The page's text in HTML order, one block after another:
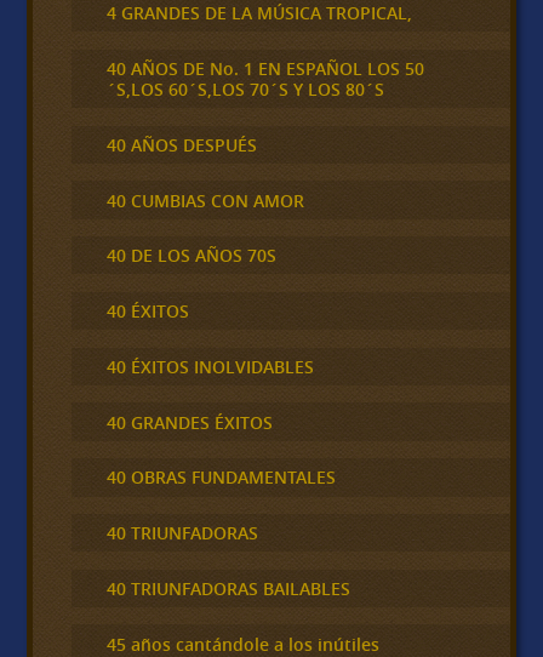
4 GRANDES DE LA MÚSICA TROPICAL,
40 AÑOS DE No. 1 EN ESPAÑOL LOS 50
´S,LOS 60´S,LOS 70´S Y LOS 80´S
40 AÑOS DESPUÉS
40 CUMBIAS CON AMOR
40 DE LOS AÑOS 70S
40 ÉXITOS
40 ÉXITOS INOLVIDABLES
40 GRANDES ÉXITOS
40 OBRAS FUNDAMENTALES
40 TRIUNFADORAS
40 TRIUNFADORAS BAILABLES
45 años cantándole a los inútiles